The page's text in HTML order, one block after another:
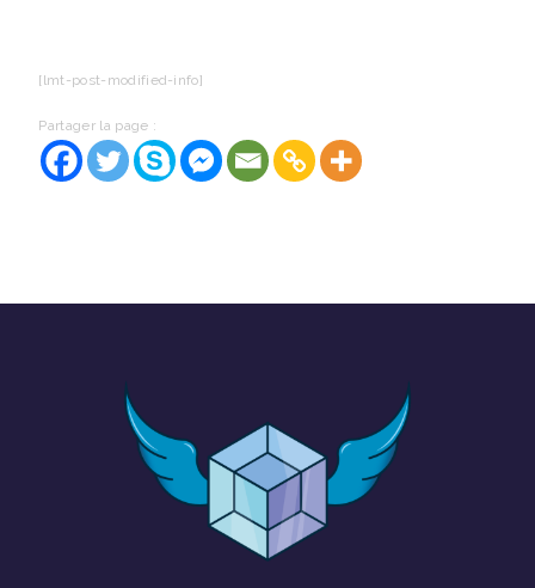
[lmt-post-modified-info]
Partager la page :